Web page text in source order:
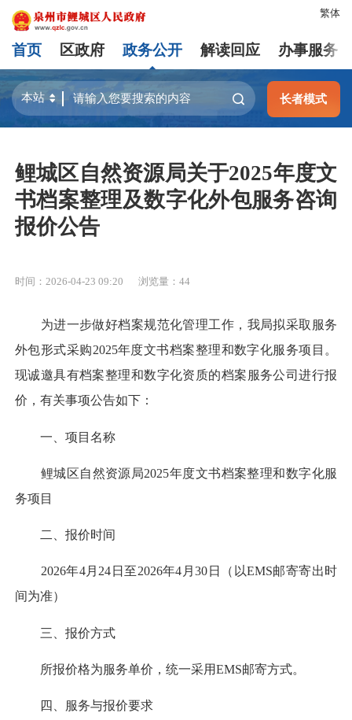
繁体
首页 区政府 政务公开 解读回应 办事服务
长者模式
鲤城区自然资源局关于2025年度文
书档案整理及数字化外包服务咨询
报价公告
时间：2026-04-23 09:20 浏览量： 44
为进一步做好档案规范化管理工作，我局拟采取服务
外包形式采购2025年度文书档案整理和数字化服务项目。
现诚邀具有档案整理和数字化资质的档案服务公司进行报
价，有关事项公告如下：
一、项目名称
鲤城区自然资源局2025年度文书档案整理和数字化服
务项目
二、报价时间
2026年4月24日至2026年4月30日（以EMS邮寄寄出时
间为准）
三、报价方式
所报价格为服务单价，统一采用EMS邮寄方式。
四、服务与报价要求